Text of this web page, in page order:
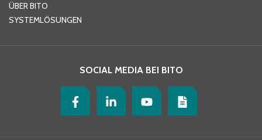
ÜBER BITO
SYSTEMLÖSUNGEN
SOCIAL MEDIA BEI BITO